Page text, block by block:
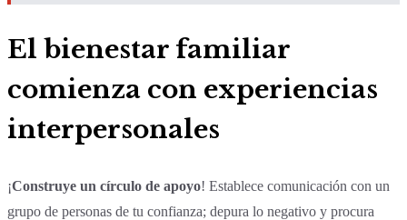
El bienestar familiar
comienza con experiencias
interpersonales
¡Construye un círculo de apoyo! Establece comunicación con un
grupo de personas de tu confianza; depura lo negativo y procura